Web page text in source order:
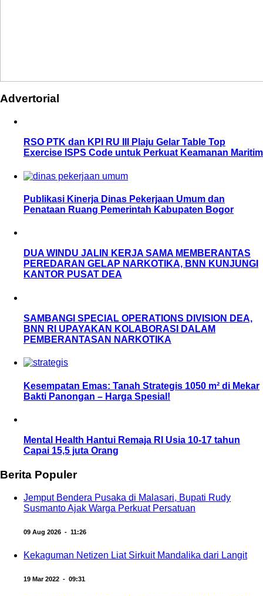
Advertorial
RSO PTK dan KPI RU III Plaju Gelar Table Top
Exercise ISPS Code untuk Perkuat Keamanan Maritim
Publikasi Kinerja Dinas Pekerjaan Umum dan
Penataan Ruang Pemerintah Kabupaten Bogor
DUA WINDU JALIN KERJA SAMA MEMBERANTAS
PEREDARAN GELAP NARKOTIKA, BNN KUNJUNGI
KANTOR PUSAT DEA
SAMBANGI SPECIAL OPERATIONS DIVISION DEA,
BNN RI UPAYAKAN KOLABORASI DALAM
PEMBERANTASAN NARKOTIKA
Kesempatan Emas: Tanah Strategis 1050 m² di Mekar
Bakti Panongan – Harga Spesial!
Mental Health Hantui Remaja RI Usia 10-17 tahun
Capai 15,5 juta Orang
Berita Populer
Jemput Bendera Pusaka di Malasari, Bupati Rudy
Susmanto Ajak Warga Perkuat Persatuan
09 Aug 2026 - 11:26
Kekaguman Netizen Liat Sirkuit Mandalika dari Langit
19 Mar 2022 - 09:31